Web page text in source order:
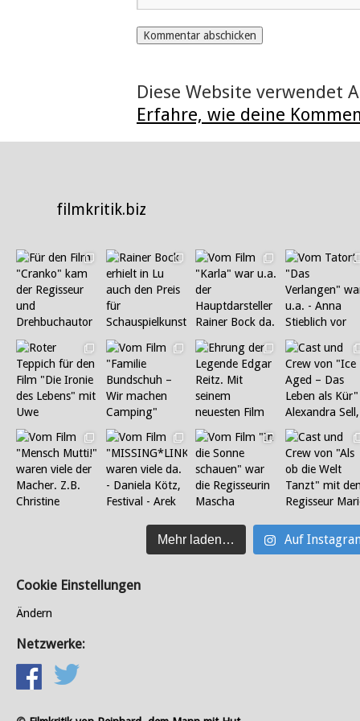
Diese Website verwendet
Erfahre, wie deine
filmkritik.biz
Mehr laden… Auf
Cookie Einstellungen
Ändern
Netzwerke: